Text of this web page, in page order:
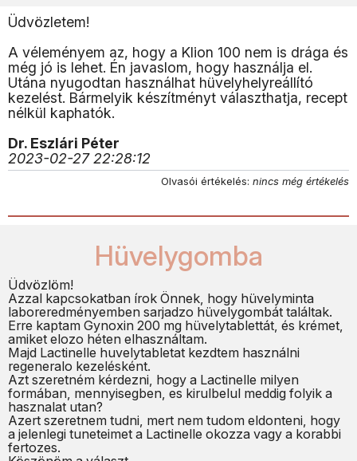
Üdvözletem!
A véleményem az, hogy a Klion 100 nem is drága és
még jó is lehet. Én javaslom, hogy használja el.
Utána nyugodtan használhat hüvelyhelyreállító
kezelést. Bármelyik készítményt választhatja, recept
nélkül kaphatók.
Dr. Eszlári Péter
2023-02-27 22:28:12
Olvasói értékelés: nincs még értékelés
Hüvelygomba
Üdvözlöm!
Azzal kapcsokatban írok Önnek, hogy hüvelyminta
laboreredményemben sarjadzo hüvelygombát találtak.
Erre kaptam Gynoxin 200 mg hüvelytablettát, és krémet,
amiket elozo héten elhasználtam.
Majd Lactinelle huvelytabletat kezdtem használni
regeneralo kezelésként.
Azt szeretném kérdezni, hogy a Lactinelle milyen
formában, mennyisegben, es kirulbelul meddig folyik a
hasznalat utan?
Azert szeretnem tudni, mert nem tudom eldonteni, hogy
a jelenlegi tuneteimet a Lactinelle okozza vagy a korabbi
fertozes.